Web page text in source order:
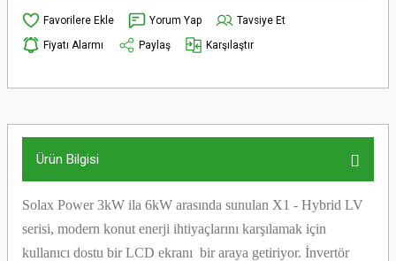
Yorum Yap
Tavsiye Et
Fiyatı Alarmı
Paylaş Karşılaştır
Ürün Bilgisi
Solax Power 3kW ila 6kW arasında sunulan X1 - Hybrid LV
serisi, modern konut enerji ihtiyaçlarını karşılamak için
kullanıcı dostu bir LCD ekranı bir araya getiriyor. İnvertör